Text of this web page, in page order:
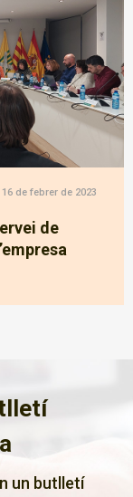
16 de febrer de 2023
de
un butlletí